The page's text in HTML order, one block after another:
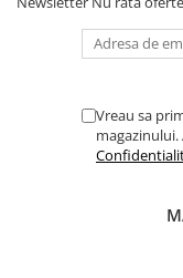
Vreau sa